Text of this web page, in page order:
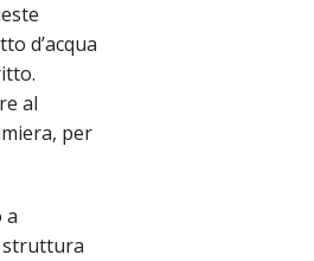
d’acqua
al
per
a
struttura